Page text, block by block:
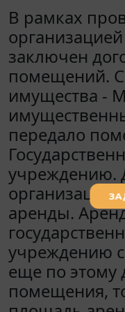
В рамках
заключен
помещений.
имущества -
передало
учреждению.
организация
аренды.
учреждению
еще по этому
помещения,